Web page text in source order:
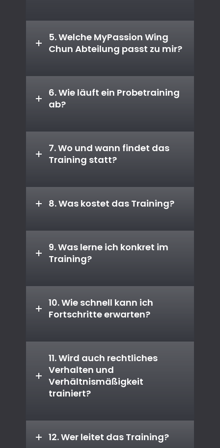
5. Welche MyPassion Wing
Chun Abteilung passt zu mir?
6. Wie läuft ein Probetraining
ab?
7. Wo und wann findet das
Training statt?
8. Was kostet das Training?
9. Was lerne ich konkret im
Training?
10. Wie schnell kann ich
Fortschritte erwarten?
11. Wird auch rechtliches
Verhalten und
Verhältnismäßigkeit
trainiert?
12. Wer leitet das Training?